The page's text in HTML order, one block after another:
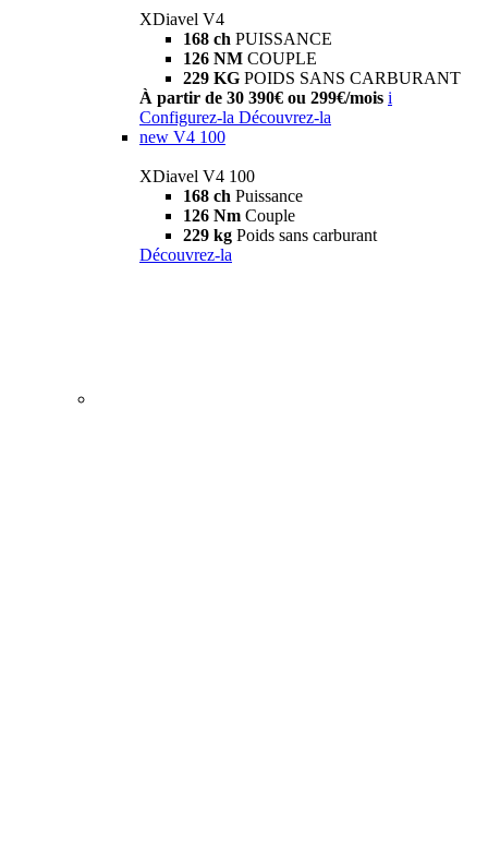
XDiavel V4
168 ch PUISSANCE
126 NM COUPLE
229 KG POIDS SANS CARBURANT
À partir de 30 390€ ou 299€/mois i
Configurez-la Découvrez-la
new V4 100
XDiavel V4 100
168 ch Puissance
126 Nm Couple
229 kg Poids sans carburant
Découvrez-la